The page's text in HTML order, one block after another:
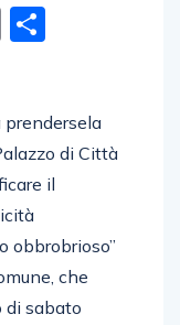
Email
prendersela
di Città
il
obbrobrioso”
che
di sabato